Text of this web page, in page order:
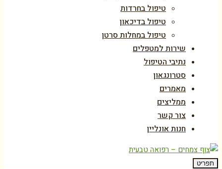
טיפול בחרדות
טיפול בדיכאון
טיפול במחלות סרטן
שירות למטפלים
נתיבי הטיפול
סטרונגאון
מאמרים
ממליצים
צור קשר
חנות אונליין
תפריט